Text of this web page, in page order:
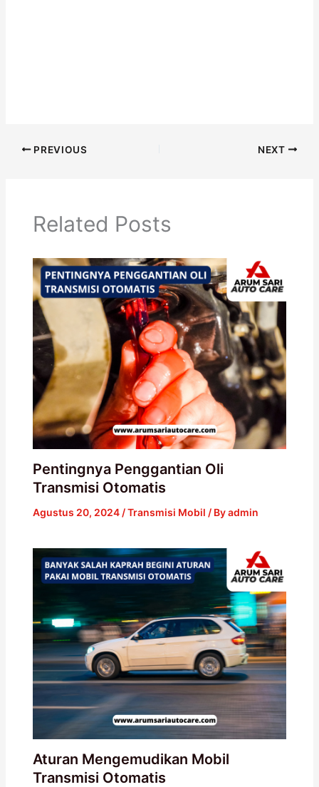
PREVIOUS NEXT
Related Posts
Pentingnya Penggantian Oli
Transmisi Otomatis
Agustus 20, 2024 /Transmisi Mobil / Byadmin
Aturan Mengemudikan Mobil
Transmisi Otomatis